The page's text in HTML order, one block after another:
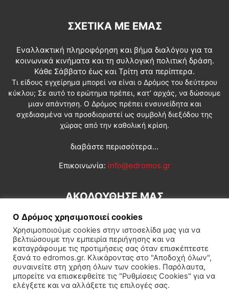
ΣΧΕΤΙΚΆ ΜΕ ΕΜΆΣ
Εναλλακτική πληροφόρηση και βήμα διαλόγου για τα
κοινωνικά κινήματα και τη συλλογική πολιτική δράση.
Κάθε Σάββατο έως και Τρίτη στα περίπτερα.
Τι είδους εγχείρημα μπορεί να είναι ο Δρόμος του δεύτερου
κύκλου; Σε αυτό το ερώτημα πρέπει, κατ’ αρχάς, να δώσουμε
μιαν απάντηση. Ο Δρόμος πρέπει ενσυνείδητα και
σχεδιασμένα να προσδιοριστεί ως συμβολή διεξόδου της
χώρας από την καθολική κρίση.
διαβάστε περισσότερα...
Επικοινωνία: info@edromos.gr
ΑΚΟΛΟΥΘΗΣΕ ΜΑΣ
Εγγραφή συνδρομητή Πολιτική Διεθνή Κοινωνία
Πολιτισμός Αφιερώματα
Ο Δρόμος χρησιμοποιεί cookies
Χρησιμοποιούμε cookies στην ιστοσελίδα μας για να
βελτιώσουμε την εμπειρία περιήγησης και να
καταγράφουμε τις προτιμήσεις σας όταν επισκέπτεστε
ξανά το edromos.gr. Κλικάροντας στο "Αποδοχή όλων",
συναινείτε στη χρήση όλων των cookies. Παρόλαυτα,
μπορείτε να επισκεφθείτε τις "Ρυθμίσεις Cookies" για να
ελέγξετε και να αλλάξετε τις επιλογές σας.